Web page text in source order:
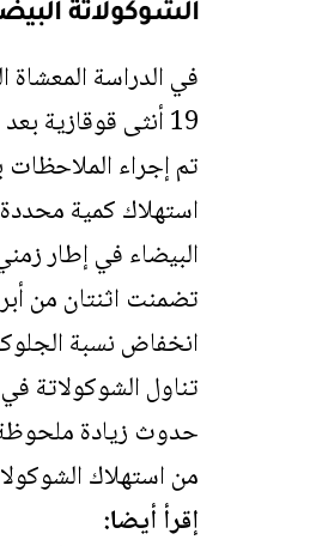
الشوكولاتة
في الدراسة
19 أنثى قوقازية بعد سن اليأس.
تم إجراء الملاحظات
استهلاك كمية
البيضاء في إطار
تضمنت اثنتان من
انخفاض نسبة
تناول الشوكولاتة
حدوث زيادة
من استهلاك
إقرأ أيضا: